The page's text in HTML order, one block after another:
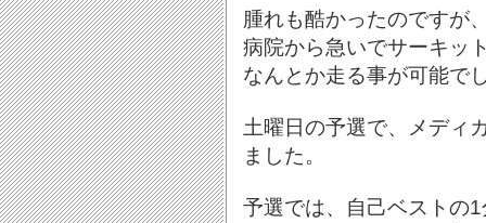
腫れも酷かったのですが
病院から急いでサーキッ
なんとか走る事が可能で
土曜日の予選で、メディ
ました。
予選では、自己ベストの